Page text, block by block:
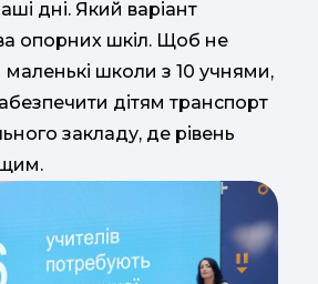
дні. Який варіант
опорних шкіл. Щоб не
школи з 10 учнями,
дітям транспорт
закладу, де рівень